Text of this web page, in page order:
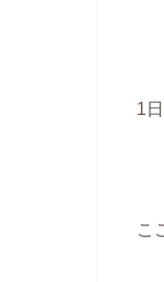
1
こ